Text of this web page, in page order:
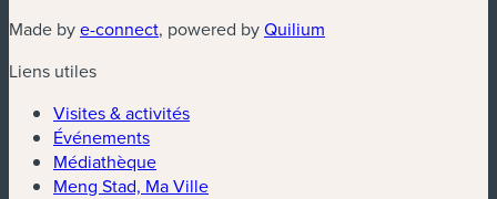
Made bye-connect, powered byQuilium
Liens utiles
Visites & activités
Événements
Médiathèque
Meng Stad, Ma Ville